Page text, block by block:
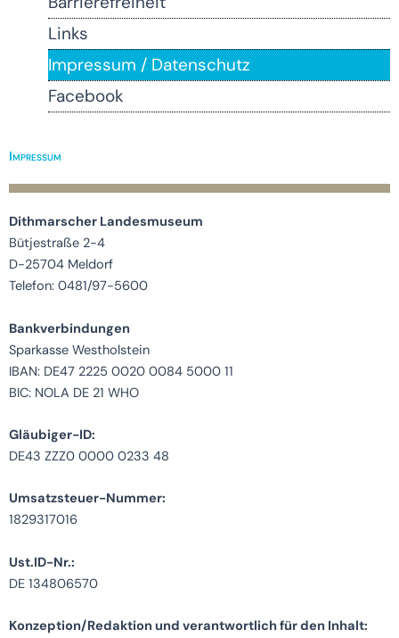
Links
Impressum / Datenschutz
Facebook
Impressum
Dithmarscher Landesmuseum
Bütjestraße 2-4
D-25704 Meldorf
Telefon: 0481/97-5600
Bankverbindungen
Sparkasse Westholstein
IBAN: DE47 2225 0020 0084 5000 11
BIC: NOLA DE 21 WHO
Gläubiger-ID:
DE43 ZZZ0 0000 0233 48
Umsatzsteuer-Nummer:
1829317016
Ust.ID-Nr.:
DE 134806570
Konzeption/Redaktion und verantwortlich für den Inhalt: